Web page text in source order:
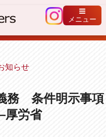
メニュー
知らせ
務 条件明示事項
労省